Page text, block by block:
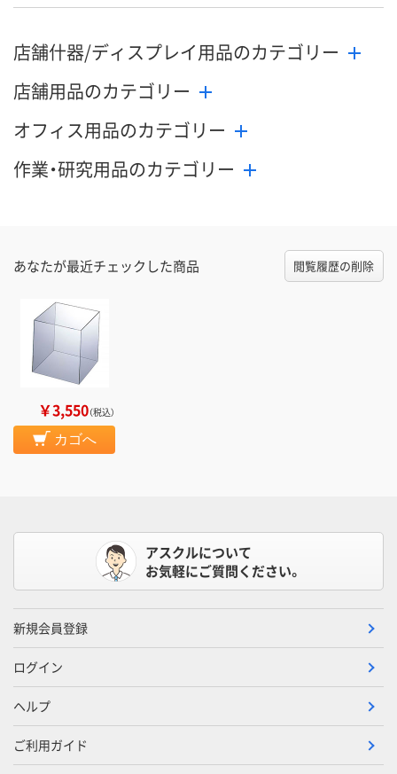
店舗什器/ディスプレイ用品のカテゴリー
店舗用品のカテゴリー
オフィス用品のカテゴリー
作業・研究用品のカテゴリー
あなたが最近チェックした商品 閲覧履歴の削除
￥3,550（税込）
カゴへ
アスクルについて
お気軽にご質問ください。
新規会員登録
ログイン
ヘルプ
ご利用ガイド